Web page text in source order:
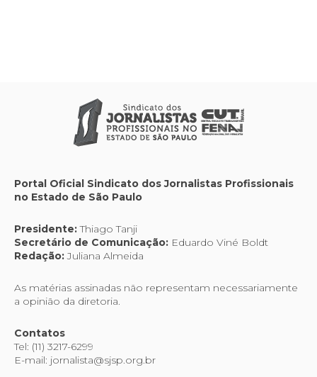
Portal Oficial Sindicato dos Jornalistas Profissionais
no Estado de São Paulo
Presidente:Thiago Tanji
Secretário de Comunicação: Eduardo Viné Boldt
Redação:Juliana Almeida
As matérias assinadas não representam necessariamente
a opinião da diretoria.
Contatos
Tel: (11) 3217-6299
E-mail: jornalista@sjsp.org.br